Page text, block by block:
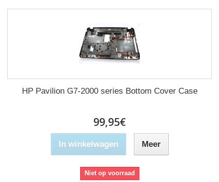
HP Pavilion G7-2000 series Bottom Cover Case
99,95€
In winkelwagen Meer
Niet op voorraad